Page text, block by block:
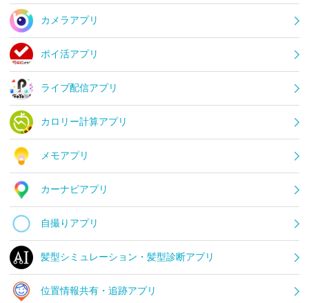
カメラアプリ
ポイ活アプリ
ライブ配信アプリ
カロリー計算アプリ
メモアプリ
カーナビアプリ
自撮りアプリ
髪型シミュレーション・髪型診断アプリ
位置情報共有・追跡アプリ